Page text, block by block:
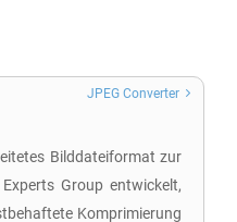
Bilddateiformat zur
Group entwickelt,
Komprimierung
JPEG Converter